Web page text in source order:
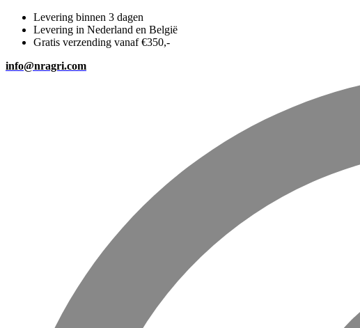
Levering binnen 3 dagen
Levering in Nederland en België
Gratis verzending vanaf €350,-
info@nragri.com